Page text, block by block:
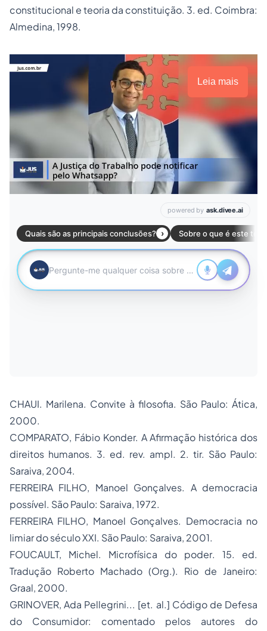
constitucional e teoria da constituição. 3. ed. Coimbra:
Almedina, 1998.
Leia mais
CHAUI. Marilena. Convite à filosofia. São Paulo: Ática,
2000.
COMPARATO, Fábio Konder. A Afirmação histórica dos
direitos humanos. 3. ed. rev. ampl. 2. tir. São Paulo:
Saraiva, 2004.
FERREIRA FILHO, Manoel Gonçalves. A democracia
possível. São Paulo: Saraiva, 1972.
FERREIRA FILHO, Manoel Gonçalves. Democracia no
limiar do século XXI. São Paulo: Saraiva, 2001.
FOUCAULT, Michel. Microfísica do poder. 15. ed.
Tradução Roberto Machado (Org.). Rio de Janeiro:
Graal, 2000.
GRINOVER, Ada Pellegrini... [et. al.] Código de Defesa
do Consumidor: comentado pelos autores do